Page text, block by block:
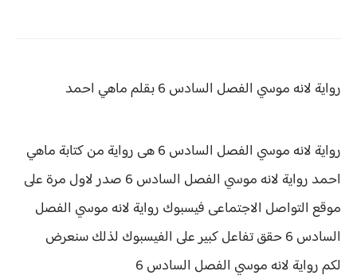
رواية لانه موسي الفصل السادس 6 بقلم ماهي احمد
رواية لانه موسي الفصل السادس 6 هى رواية من كتابة ماهي
احمد رواية
لانه موسي الفصل السادس 6 صدر لاول مرة على
موقع التواصل الاجتماعى فيسبوك رواية لانه موسي الفصل
السادس 6 حقق
تفاعل كبير على الفيسبوك لذلك سنعرض
لكمرواية لانه موسي الفصل السادس 6